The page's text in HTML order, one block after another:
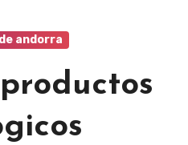
andorra